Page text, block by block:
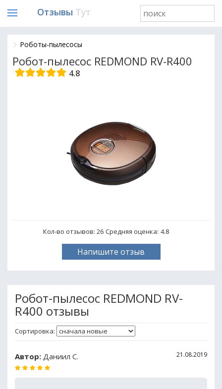
Отзывы Тут
Роботы-пылесосы
Робот-пылесос REDMOND RV-R400
4.8
Кол-во отзывов: 26 Средняя оценка: 4.8
Напишите отзыв
Робот-пылесос REDMOND RV-
R400 отзывы
Сортировка:
Автор: Даниил С. 21.08.2019